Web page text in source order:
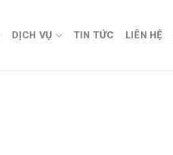
DỊCH VỤ TIN TỨC LIÊN HỆ